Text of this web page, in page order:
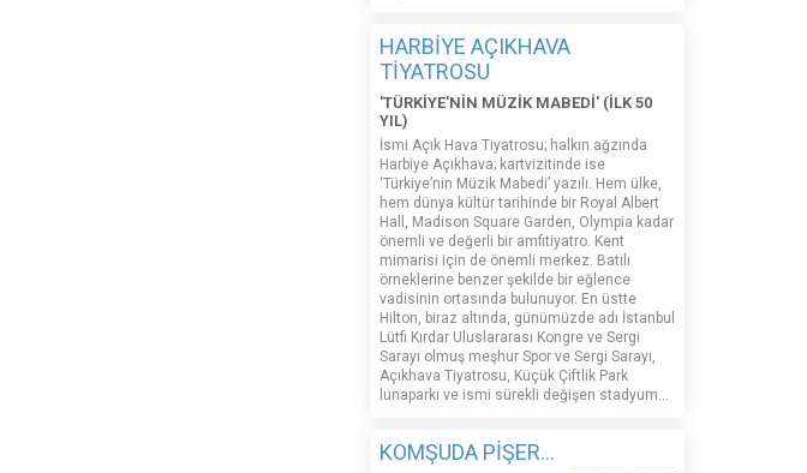
HARBİYE AÇIKHAVA
TİYATROSU
'TÜRKİYE'NİN MÜZİK MABEDİ' (İLK 50
YIL)
İsmi Açık Hava Tiyatrosu; halkın ağzında
Harbiye Açıkhava; kartvizitinde ise
‘Türkiye’nin Müzik Mabedi’ yazılı. Hem ülke,
hem dünya kültür tarihinde bir Royal Albert
Hall, Madison Square Garden, Olympia kadar
önemli ve değerli bir amfitiyatro. Kent
mimarisi için de önemli merkez. Batılı
örneklerine benzer şekilde bir eğlence
vadisinin ortasında bulunuyor. En üstte
Hilton, biraz altında, günümüzde adı İstanbul
Lütfi Kırdar Uluslararası Kongre ve Sergi
Sarayı olmuş meşhur Spor ve Sergi Sarayı,
Açıkhava Tiyatrosu, Küçük Çiftlik Park
lunaparkı ve ismi sürekli değişen stadyum…
KOMŞUDA PİŞER...